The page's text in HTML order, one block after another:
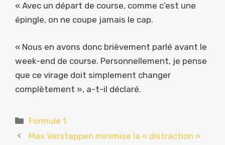
« Avec un départ de course, comme c’est une
épingle, on ne coupe jamais le cap.
« Nous en avons donc brièvement parlé avant le
week-end de course. Personnellement, je pense
que ce virage doit simplement changer
complètement », a-t-il déclaré.
Catégories
Formule 1
Max Verstappen minimise la « distraction »